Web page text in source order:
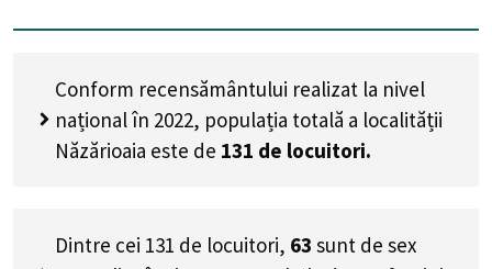
Conform recensământului realizat la nivel
național în 2022, populația totală a localității
Năzărioaia este de 131 de locuitori.
Dintre cei 131 de locuitori, 63 sunt de sex